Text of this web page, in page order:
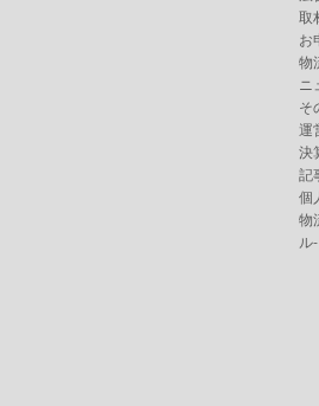
取
お
物
ニ
そ
運
決
記
個
物
ル-